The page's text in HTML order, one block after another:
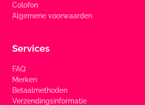
Colofon
Algemene voorwaarden
Services
FAQ
Merken
Betaalmethoden
Verzendingsinformatie